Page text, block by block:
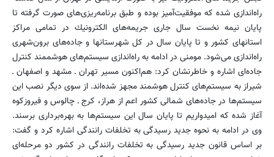
راه‌اندازی شده كه موفقیت‌آمیز بوده و طبق برنامه‌ریزی‌های صورت گرفته تا
پایان نیمه نخست سال جاری جریمه‌های الكترونیك در تمامی مراكز
استانهای كشور و تا پایان سال در كل شهرستانها و جاده‌های برون‌شهری
راه‌اندازی می‌شود. مومنی در ادامه به راه‌اندازی سیستم‌های هوشممند كنترل
جاده‌ای اشاره و خاطرنشان كرد: هم‌اكنون مسیر تهران ـ مشهد و اصفهان ـ
شیراز به سیستم‌های كنترل هوشمند مجهز شده‌اند. از سوی دیگر نصب این
سیستم‌ها در جاده‌های شمالی كشور اعم از هراز، كرج ـ چالوس و فیروزكوه
آغاز شده كه امیدواریم تا پایان سال این سیستم‌ها به بهره‌برداری برسند.
وی در ادامه به نحوه جدید رسیدگی به تخلفات رانندگی اشاره كرد و گفت:
بر اساس قانون جدید رسیدگی به تخلفات رانندگی در كشور دو مرحله‌ای